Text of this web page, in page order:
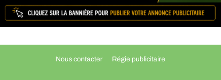
Nous contacter Régie publicitaire